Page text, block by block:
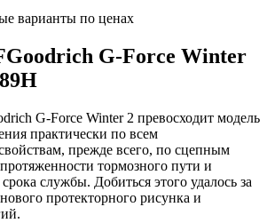
варианты по ценах
G-Force Winter
G-Force Winter 2 превосходит модель
практически по всем
прежде всего, по сцепным
тормозного пути и
службы. Добиться этого удалось за
протекторного рисунка и